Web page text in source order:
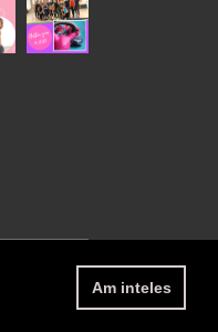
Am inteles